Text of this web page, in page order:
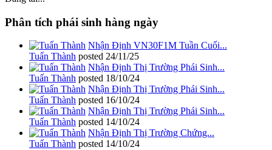
Phân tích phái sinh hàng ngày
Nhận Định VN30F1M Tuần Cuối...
Tuấn Thành posted 24/11/25
Nhận Định Thị Trường Phái Sinh...
Tuấn Thành posted 18/10/24
Nhận Định Thị Trường Phái Sinh...
Tuấn Thành posted 16/10/24
Nhận Định Thị Trường Phái Sinh...
Tuấn Thành posted 14/10/24
Nhận Định Thị Trường Chứng...
Tuấn Thành posted 14/10/24